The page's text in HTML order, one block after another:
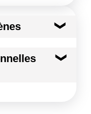
transmises